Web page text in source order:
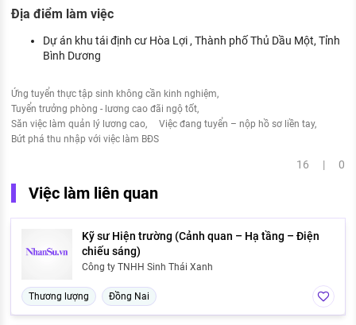
Địa điểm làm việc
Dự án khu tái định cư Hòa Lợi , Thành phố Thủ Dầu Một, Tỉnh
Bình Dương
Ứng tuyển thực tập sinh không cần kinh nghiệm
Tuyển trưởng phòng - lương cao đãi ngộ tốt
Săn việc làm quản lý lương cao
Việc đang tuyển – nộp hồ sơ liền tay
Bứt phá thu nhập với việc làm BĐS
16 | 0
Việc làm liên quan
Kỹ sư Hiện trường (Cảnh quan – Hạ tầng – Điện
chiếu sáng)
Công ty TNHH Sinh Thái Xanh
Thương lượng Đồng Nai